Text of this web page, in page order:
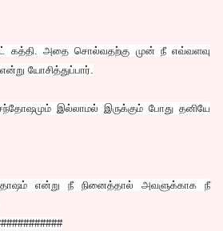
கத்தி. அதை சொல்வதற்கு முன் நீ எவ்வளவு
யோசித்துப்பார்.
இல்லாமல் இருக்கும் போது தனியே
என்று நீ நினைத்தால் அவளுக்காக நீ